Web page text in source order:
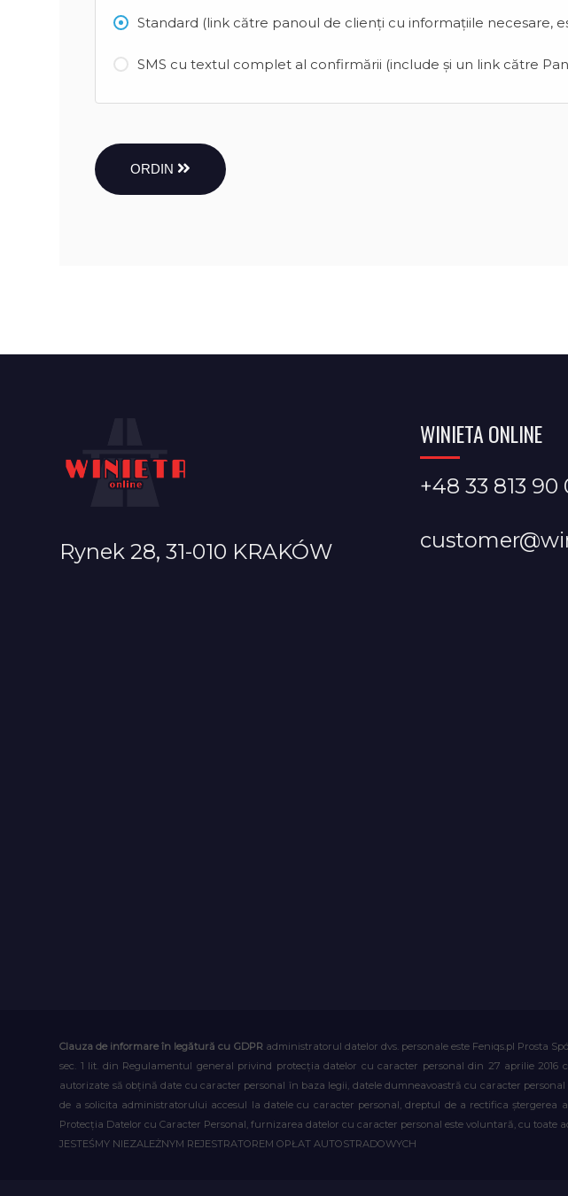
Standard (link către panoul de clienți cu informațiile necesare,
SMS cu textul complet al confirmării (include și un link către
ORDIN
Rynek 28, 31-010 KRAKÓW
WINIETA ONLINE
+48 33 813 90
Clauza de informare în legătură cu GDPR administratorul datelor dvs. personale este Feniqs.pl Prosta
sec. 1 lit. din Regulamentul general privind protecția datelor cu caracter personal din 27 aprilie
autorizate să obțină date cu caracter personal în baza legii, datele dumneavoastră cu caracter
de a solicita administratorului accesul la datele cu caracter personal, dreptul de a rectifica
Protecția Datelor cu Caracter Personal, furnizarea datelor cu caracter personal este voluntară, cu
JESTEŚMY NIEZALEŻNYM REJESTRATOREM OPŁAT AUTOSTRADOWYCH